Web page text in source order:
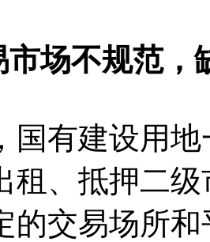
市场不规范，
国有建设用
租、抵押二
的交易场所